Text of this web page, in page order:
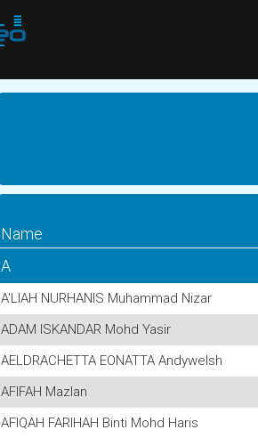
Name
A
A'LIAH NURHANIS Muhammad Nizar
ADAM ISKANDAR Mohd Yasir
AELDRACHETTA EONATTA Andywelsh
AFIFAH Mazlan
AFIQAH FARIHAH Binti Mohd Haris